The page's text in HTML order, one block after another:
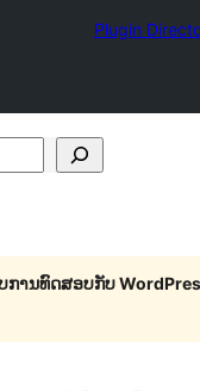
Plugin
ການທົດສອບກັບ